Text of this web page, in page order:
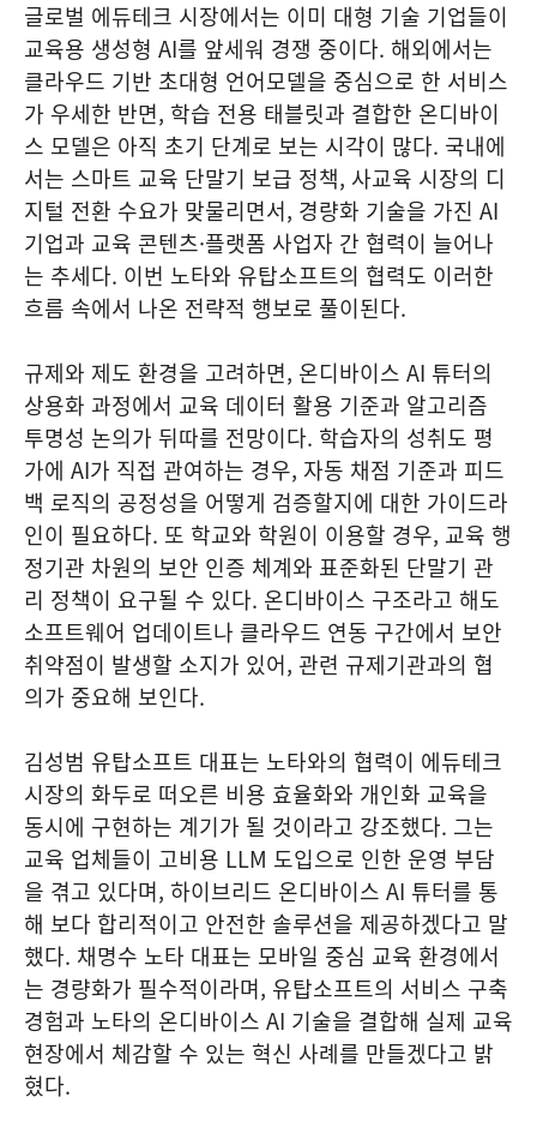
글로벌 에듀테크 시장에서는 이미 대형 기술 기업들이
교육용 생성형 AI를 앞세워 경쟁 중이다. 해외에서는
클라우드 기반 초대형 언어모델을 중심으로 한 서비스
가 우세한 반면, 학습 전용 태블릿과 결합한 온디바이
스 모델은 아직 초기 단계로 보는 시각이 많다. 국내에
서는 스마트 교육 단말기 보급 정책, 사교육 시장의 디
지털 전환 수요가 맞물리면서, 경량화 기술을 가진 AI
기업과 교육 콘텐츠·플랫폼 사업자 간 협력이 늘어나
는 추세다. 이번 노타와 유탑소프트의 협력도 이러한
흐름 속에서 나온 전략적 행보로 풀이된다.
규제와 제도 환경을 고려하면, 온디바이스 AI 튜터의
상용화 과정에서 교육 데이터 활용 기준과 알고리즘
투명성 논의가 뒤따를 전망이다. 학습자의 성취도 평
가에 AI가 직접 관여하는 경우, 자동 채점 기준과 피드
백 로직의 공정성을 어떻게 검증할지에 대한 가이드라
인이 필요하다. 또 학교와 학원이 이용할 경우, 교육 행
정기관 차원의 보안 인증 체계와 표준화된 단말기 관
리 정책이 요구될 수 있다. 온디바이스 구조라고 해도
소프트웨어 업데이트나 클라우드 연동 구간에서 보안
취약점이 발생할 소지가 있어, 관련 규제기관과의 협
의가 중요해 보인다.
김성범 유탑소프트 대표는 노타와의 협력이 에듀테크
시장의 화두로 떠오른 비용 효율화와 개인화 교육을
동시에 구현하는 계기가 될 것이라고 강조했다. 그는
교육 업체들이 고비용 LLM 도입으로 인한 운영 부담
을 겪고 있다며, 하이브리드 온디바이스 AI 튜터를 통
해 보다 합리적이고 안전한 솔루션을 제공하겠다고 말
했다. 채명수 노타 대표는 모바일 중심 교육 환경에서
는 경량화가 필수적이라며, 유탑소프트의 서비스 구축
경험과 노타의 온디바이스 AI 기술을 결합해 실제 교육
현장에서 체감할 수 있는 혁신 사례를 만들겠다고 밝
혔다.